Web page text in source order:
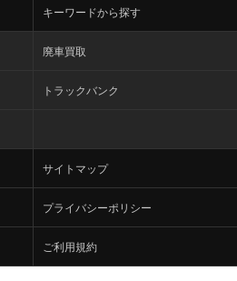
キーワードから探す
廃車買取
トラックバンク
サイトマップ
プライバシーポリシー
ご利用規約